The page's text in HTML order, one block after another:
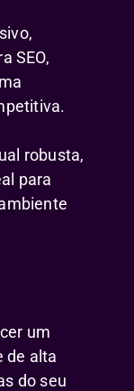
SEO,
robusta,
para
um
de alta
do seu